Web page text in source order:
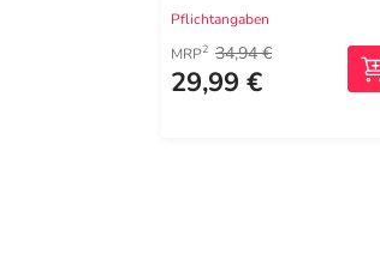
Pflichtangaben
MRP2 34,94 €
29,99 €